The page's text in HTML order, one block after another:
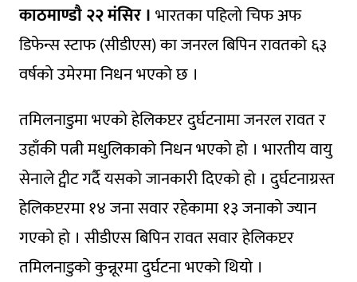
काठमाण्डाै २२ मंसिर । भारतका पहिलाे चिफ अफ
डिफेन्स स्टाफ (सीडीएस) का जनरल बिपिन रावतकाे ६३
वर्षकाे उमेरमा निधन भएकाे छ ।
तमिलनाडुमा भएकाे हेलिकप्टर दुर्घटनामा जनरल रावत र
उहाँकी पत्नी मधुलिकाकाे निधन भएकाे हाे । भारतीय वायु
सेनाले ट्वीट गर्दै यसकाे जानकारी दिएकाे हाे । दुर्घटनाग्रस्त
हेलिकप्टरमा १४ जना सवार रहेकामा १३ जनाकाे ज्यान
गएकाे हाे । सीडीएस बिपिन रावत सवार हेलिकप्टर
तमिलनाडुकाे कुन्नूरमा दुर्घटना भएकाे थियाे ।